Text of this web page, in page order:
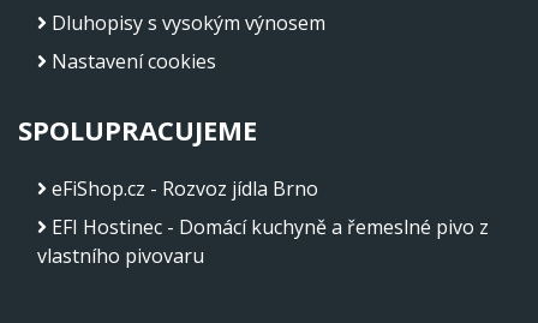
Dluhopisy s vysokým výnosem
Nastavení cookies
SPOLUPRACUJEME
eFiShop.cz - Rozvoz jídla Brno
EFI Hostinec - Domácí kuchyně a řemeslné pivo z
vlastního pivovaru